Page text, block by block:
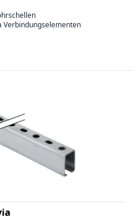
Verbindungselementen